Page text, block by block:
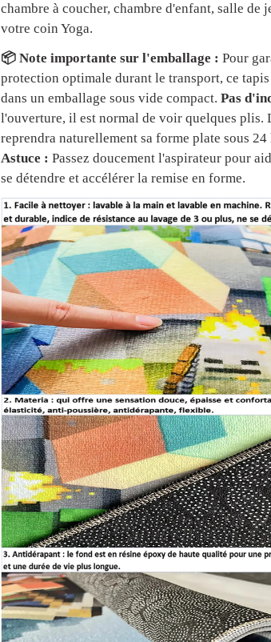
chambre à coucher, chambre d'enfant, salle de
votre coin Yoga.
📦 Note importante sur l'emballage : Pour
protection optimale durant le transport, ce tapis
dans un emballage sous vide compact.Pas
l'ouverture, il est normal de voir quelques plis.
reprendra naturellement sa forme plate sous 24
Astuce : Passez doucement l'aspirateur pour
se détendre et accélérer la remise en forme.